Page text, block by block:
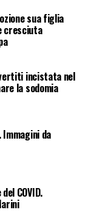
sua figlia
cresciuta
incistata nel
la sodomia
da
COVID.